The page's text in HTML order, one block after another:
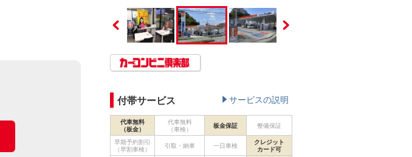
付帯サービス サービスの説明
代車無料
（板金）
代車無料
（車検）
板金保証 整備保証
早期予約割引
（早割車検）
引取・納車 一日車検
クレジット
カード可